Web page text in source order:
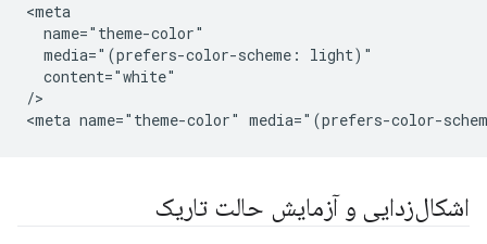
<meta
  name="theme-color"
  media="(prefers-color-scheme: light)"
  content="white"
/>
اشکال‌زدایی و آزمایش حالت تاریک